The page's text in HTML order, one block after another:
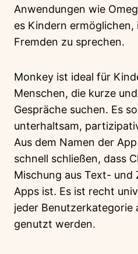
Anwendungen wie
es Kindern
Fremden zu sprechen.
Monkey ist ideal für
Menschen, die kurze
Gespräche suchen. Es
unterhaltsam,
Aus dem Namen der
schnell schließen, dass
Mischung aus Text- und
Apps ist. Es ist recht
jeder Benutzerkategorie
genutzt werden.